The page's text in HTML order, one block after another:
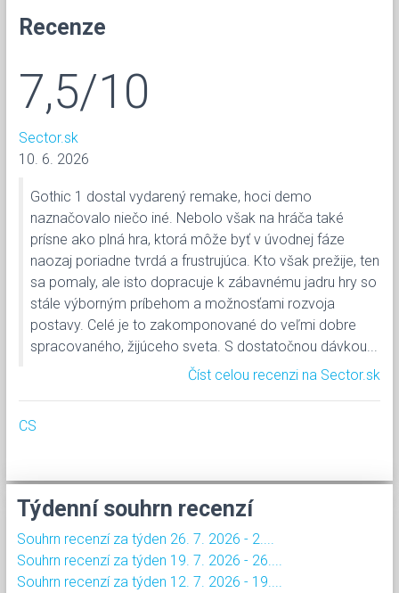
Recenze
7,5/10
Sector.sk
10. 6. 2026
Gothic 1 dostal vydarený remake, hoci demo
naznačovalo niečo iné. Nebolo však na hráča také
prísne ako plná hra, ktorá môže byť v úvodnej fáze
naozaj poriadne tvrdá a frustrujúca. Kto však prežije, ten
sa pomaly, ale isto dopracuje k zábavnému jadru hry so
stále výborným príbehom a možnosťami rozvoja
postavy. Celé je to zakomponované do veľmi dobre
spracovaného, žijúceho sveta. S dostatočnou dávkou...
Číst celou recenzi na Sector.sk
CS
Týdenní souhrn recenzí
Souhrn recenzí za týden 26. 7. 2026 - 2....
Souhrn recenzí za týden 19. 7. 2026 - 26....
Souhrn recenzí za týden 12. 7. 2026 - 19....